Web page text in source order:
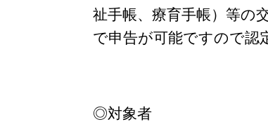
祉手帳、療育手帳）等の
で申告が可能ですので認
◎対象者